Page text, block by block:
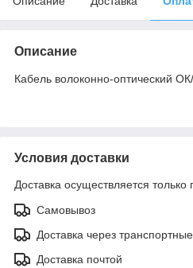
Описание
Кабель волоконно-оптический
Условия доставки
Доставка осуществляется только
Самовывоз
Доставка через
Доставка почтой